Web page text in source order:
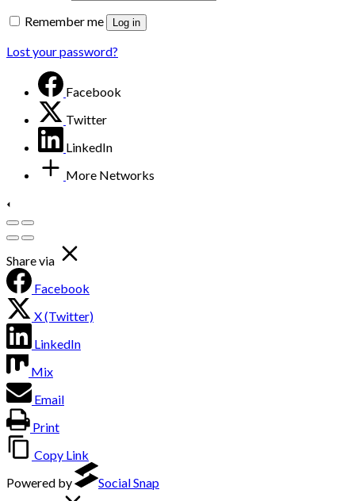
Remember me
Log in
Lost your password?
Facebook
Twitter
LinkedIn
More Networks
Share via
Facebook
X (Twitter)
LinkedIn
Mix
Email
Print
Copy Link
Powered by
Social Snap